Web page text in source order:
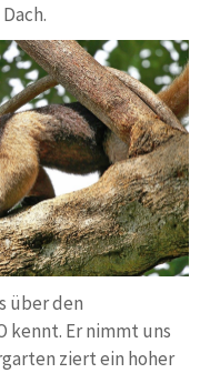
Dach.
über den
kennt. Er nimmt uns
ziert ein hoher